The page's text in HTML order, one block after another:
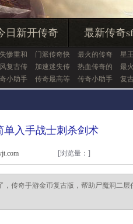
日新开传奇 最新传奇sf
惨重和 门派传奇快 最火的传奇 星
复古传 加速迷失传 热血传奇的 最
小助手 传奇最高等 传奇小助手 复
单入手战士刺杀剑术
[浏览量： ]
，传奇手游金币复古版，帮助尸魔洞二层